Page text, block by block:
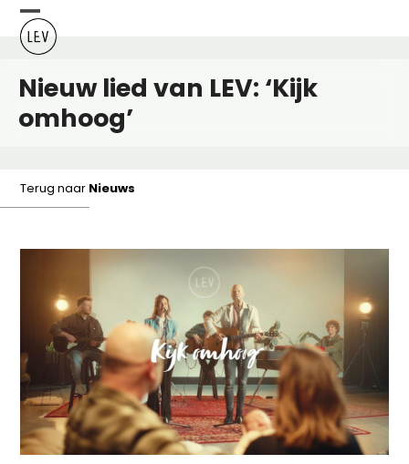
Skip
content
Open
mobile
menu
Close
mobile
menu
Nieuw lied van LEV: ‘Kijk
omhoog’
Terug naar Nieuws